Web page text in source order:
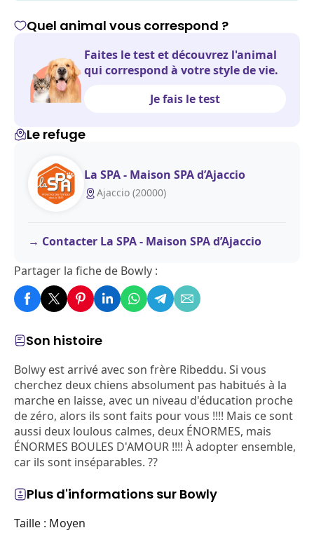
Son histoire
Bolwy est arrivé avec son frère Ribeddu. Si vous
cherchez deux chiens absolument pas habitués à la
marche en laisse, avec un niveau d'éducation proche
de zéro, alors ils sont faits pour vous !!!! Mais ce sont
aussi deux loulous calmes, deux ÉNORMES, mais
ÉNORMES BOULES D'AMOUR !!!! À adopter ensemble,
car ils sont inséparables. ??
Plus d'informations sur Bowly
Taille : Moyen
Quel animal vous correspond ?
Faites le test et découvrez l'animal
qui correspond à votre style de vie.
Je fais le test
Le refuge
La SPA - Maison SPA d’Ajaccio
Ajaccio (20000)
Contacter La SPA - Maison SPA d’Ajaccio
Partager la fiche de Bowly :